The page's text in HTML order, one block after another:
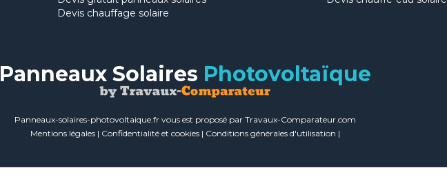
Devis chauffage solaire
Panneaux Solaires Photovoltaïque
Panneaux-solaires-photovoltaique.fr vous est proposé par Travaux-Comparateur.com
Mentions légales| Confidentialité et cookies| Conditions générales d'utilisation |